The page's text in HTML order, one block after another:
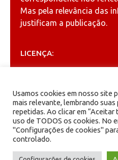
Mas pela relevância das
justificam a publicação.
LICENÇA:
Creative Commons
ARQUIVOS
Arquivos
Usamos cookies em nosso site
mais relevante, lembrando
repetidas. Ao clicar em
uso de TODOS os cookies. No
"Configurações de cookies"
controlado.